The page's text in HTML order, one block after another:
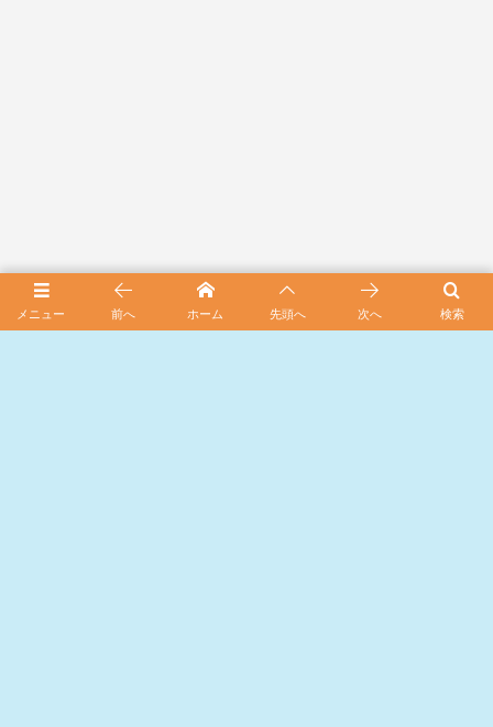
メニュー 検索
前へ ホーム 先頭へ 次へ